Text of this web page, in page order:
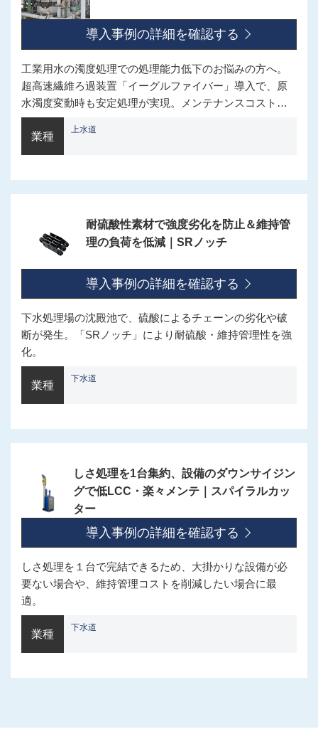
導入事例の詳細を確認する
工業用水の濁度処理での処理能力低下のお悩みの方へ。
超高速繊維ろ過装置「イーグルファイバー」導入で、原
水濁度変動時も安定処理が実現。メンテナンスコストも
軽減。
業種
上水道
耐硫酸性素材で強度劣化を防止＆維持管
理の負荷を低減｜SRノッチ
導入事例の詳細を確認する
下水処理場の沈殿池で、硫酸によるチェーンの劣化や破
断が発生。「SRノッチ」により耐硫酸・維持管理性を強
化。
業種
下水道
しさ処理を1台集約、設備のダウンサイジン
グで低LCC・楽々メンテ｜スパイラルカッ
ター
導入事例の詳細を確認する
しさ処理を１台で完結できるため、大掛かりな設備が必
要ない場合や、維持管理コストを削減したい場合に最
適。
業種
下水道